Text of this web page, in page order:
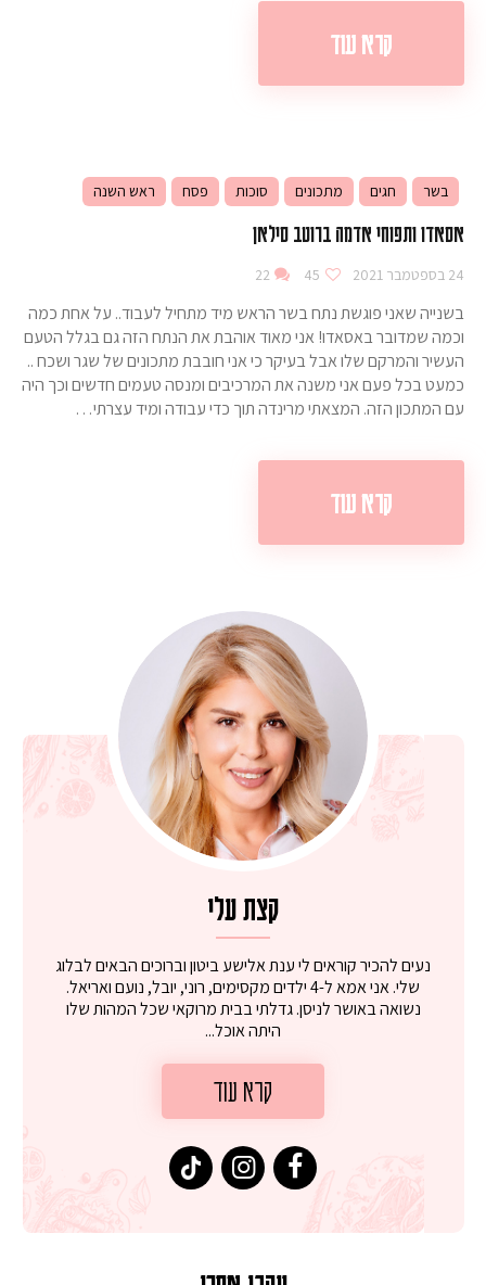
קרא עוד
בשר חגים מתכונים סוכות פסח ראש השנה
אסאדו ותפוחי אדמה ברוטב סילאן
24 בספטמבר 2021 45
22
בשנייה שאני פוגשת נתח בשר הראש מיד מתחיל לעבוד.. על אחת כמה
וכמה שמדובר באסאדו! אני מאוד אוהבת את הנתח הזה גם בגלל הטעם
העשיר והמרקם שלו אבל בעיקר כי אני חובבת מתכונים של שגר ושכח ..
כמעט בכל פעם אני משנה את המרכיבים ומנסה טעמים חדשים וכך היה
עם המתכון הזה. המצאתי מרינדה תוך כדי עבודה ומיד עצרתי…
קרא עוד
קצת עלי
נעים להכיר קוראים לי ענת אלישע ביטון וברוכים הבאים לבלוג
שלי. אני אמא ל-4 ילדים מקסימים, רוני, יובל, נועם ואריאל.
נשואה באושר לניסן. גדלתי בבית מרוקאי שכל המהות שלו
היתה אוכל...
קרא עוד